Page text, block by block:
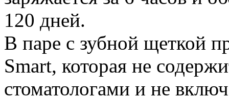
120 дней.
В паре с зубной щеткой
Smart, которая не
стоматологами и не